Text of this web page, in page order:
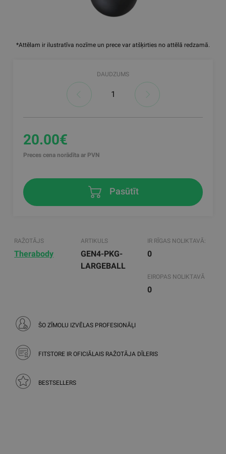
*Attēlam ir ilustratīva nozīme un prece var atšķirties no attēlā redzamā.
DAUDZUMS
20.00€
Preces cena norādīta ar PVN
Pasūtīt
RAŽOTĀJS
Therabody
ARTIKULS
GEN4-PKG-
LARGEBALL
IR RĪGAS NOLIKTAVĀ:
0
EIROPAS NOLIKTAVĀ
0
ŠO ZĪMOLU IZVĒLAS PROFESIONĀĻI
FITSTORE IR OFICIĀLAIS RAŽOTĀJA DĪLERIS
BESTSELLERS